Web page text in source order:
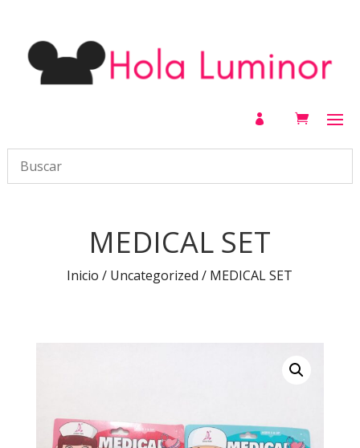

MEDICAL SET
Inicio / Uncategorized / MEDICAL SET